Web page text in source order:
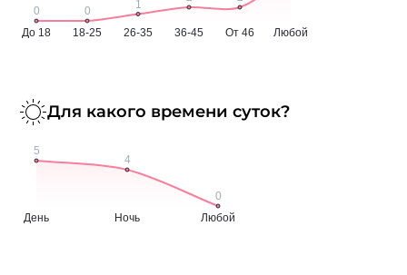
Для какого времени суток?